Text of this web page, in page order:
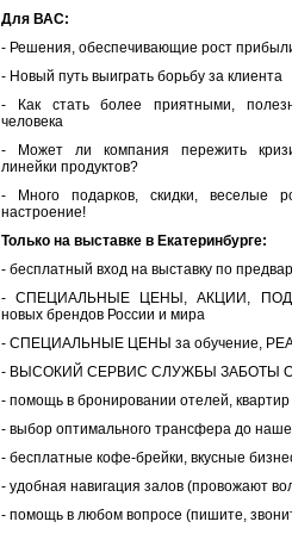
Для ВАС:
- Решения, обеспечивающие рост
- Новый путь выиграть борьбу за клиента
- Как стать более приятными,
человека
- Может ли компания пережить
линейки продуктов?
- Много подарков, скидки, веселые
настроение!
Только на выставке в Екатеринбурге:
- бесплатный вход на выставку по
- СПЕЦИАЛЬНЫЕ ЦЕНЫ, АКЦИИ,
новых брендов России и мира
- СПЕЦИАЛЬНЫЕ ЦЕНЫ за обучение,
- ВЫСОКИЙ СЕРВИС СЛУЖБЫ ЗАБОТЫ
- помощь в бронировании отелей,
- выбор оптимального трансфера до
- бесплатные кофе-брейки, вкусные
- удобная навигация залов (провожают
- помощь в любом вопросе (пишите,